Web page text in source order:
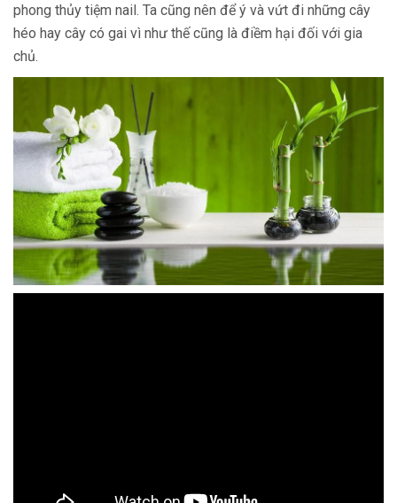
phong thủy tiệm nail. Ta cũng nên để ý và vứt đi những cây
héo hay cây có gai vì như thế cũng là điềm hại đối với gia
chủ.